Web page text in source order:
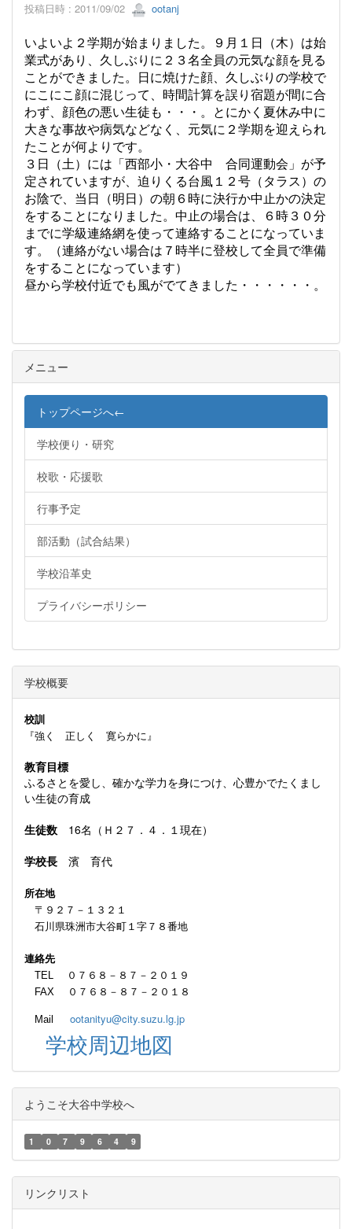
投稿日時 : 2011/09/02 ootanj
いよいよ２学期が始まりました。９月１日（木）は始
業式があり、久しぶりに２３名全員の元気な顔を見る
ことができました。日に焼けた顔、久しぶりの学校で
にこにこ顔に混じって、時間計算を誤り宿題が間に合
わず、顔色の悪い生徒も・・・。とにかく夏休み中に
大きな事故や病気などなく、元気に２学期を迎えられ
たことが何よりです。
３日（土）には「西部小・大谷中 合同運動会」が予
定されていますが、迫りくる台風１２号（タラス）の
お陰で、当日（明日）の朝６時に決行か中止かの決定
をすることになりました。中止の場合は、６時３０分
までに学級連絡網を使って連絡することになっていま
す。（連絡がない場合は７時半に登校して全員で準備
をすることになっています）
昼から学校付近でも風がでてきました・・・・・・。
メニュー
トップページへ←
学校便り・研究
校歌・応援歌
行事予定
部活動（試合結果）
学校沿革史
プライバシーポリシー
学校概要
校訓
『強く 正しく 寛らかに』
教育目標
ふるさとを愛し、確かな学力を身につけ、心豊かでたくまし
い生徒の育成
生徒数 16名（Ｈ２７．４．１現在）
学校長 濱 育代
所在地
〒９２７－１３２１
石川県珠洲市大谷町１字７８番地
連絡先
TEL ０７６８－８７－２０１９
FAX ０７６８－８７－２０１８
Mail ootanityu@city.suzu.lg.jp
学校周辺地図
ようこそ大谷中学校へ
1 0 7 9 6 4 9
リンクリスト